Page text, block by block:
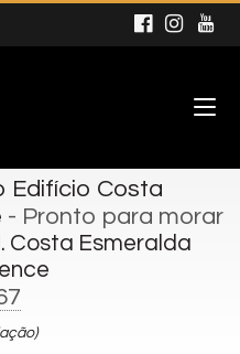
Edifício Costa
- Pronto para morar
Costa Esmeralda